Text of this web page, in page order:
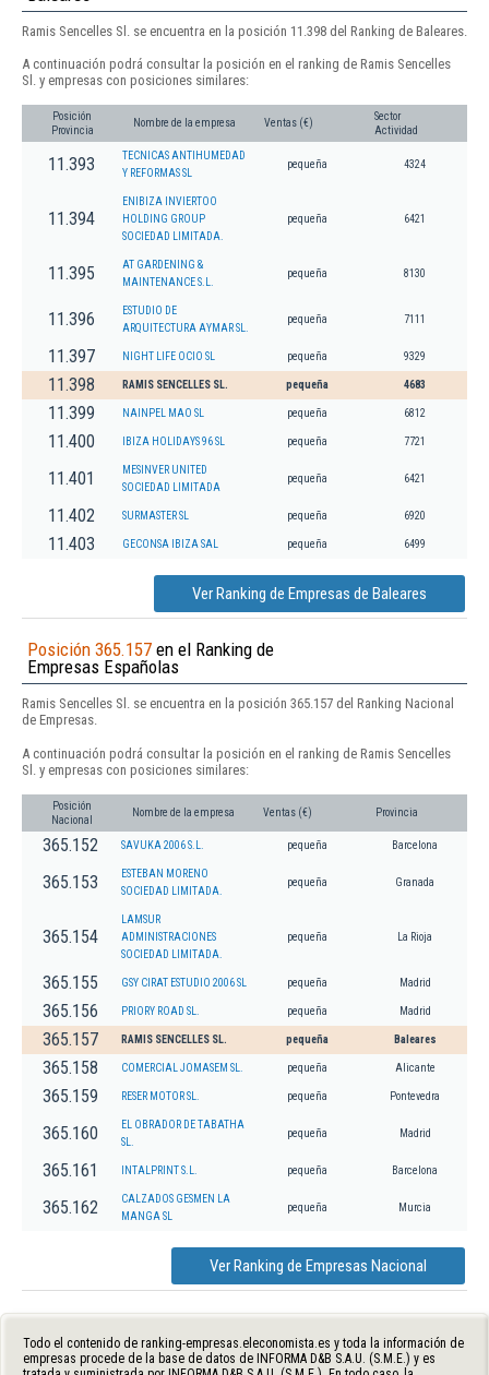
Ramis Sencelles Sl. se encuentra en la posición 11.398 del Ranking de Baleares.
A continuación podrá consultar la posición en el ranking de Ramis Sencelles
Sl. y empresas con posiciones similares:
Posición
Provincia
Nombre de la empresa Ventas (€)
Sector
Actividad
11.393
TECNICAS ANTIHUMEDAD
Y REFORMAS SL
pequeña 4324
11.394
ENIBIZA INVIERTOO
HOLDING GROUP
SOCIEDAD LIMITADA.
pequeña 6421
11.395
AT GARDENING &
MAINTENANCE S.L.
pequeña 8130
11.396
ESTUDIO DE
ARQUITECTURA AYMAR SL.
pequeña 7111
11.397 NIGHT LIFE OCIO SL pequeña 9329
11.398 RAMIS SENCELLES SL. pequeña 4683
11.399 NAINPEL MAO SL pequeña 6812
11.400 IBIZA HOLIDAYS 96 SL pequeña 7721
11.401
MESINVER UNITED
SOCIEDAD LIMITADA
pequeña 6421
11.402 SURMASTER SL pequeña 6920
11.403 GECONSA IBIZA SAL pequeña 6499
Ver Ranking de Empresas de Baleares
Posición 365.157 en el Ranking de
Empresas Españolas
Ramis Sencelles Sl. se encuentra en la posición 365.157 del Ranking Nacional
de Empresas.
A continuación podrá consultar la posición en el ranking de Ramis Sencelles
Sl. y empresas con posiciones similares:
Posición
Nacional
Nombre de la empresa Ventas (€) Provincia
365.152 SAVUKA 2006 S.L. pequeña Barcelona
365.153
ESTEBAN MORENO
SOCIEDAD LIMITADA.
pequeña Granada
365.154
LAMSUR
ADMINISTRACIONES
SOCIEDAD LIMITADA.
pequeña La Rioja
365.155 GSY CIRAT ESTUDIO 2006 SL pequeña Madrid
365.156 PRIORY ROAD SL. pequeña Madrid
365.157 RAMIS SENCELLES SL. pequeña Baleares
365.158 COMERCIAL JOMASEM SL. pequeña Alicante
365.159 RESER MOTOR SL. pequeña Pontevedra
365.160
EL OBRADOR DE TABATHA
SL.
pequeña Madrid
365.161 INTALPRINT S.L. pequeña Barcelona
365.162
CALZADOS GESMEN LA
MANGA SL
pequeña Murcia
Ver Ranking de Empresas Nacional
Todo el contenido de ranking-empresas.eleconomista.es y toda la información de
empresas procede de la base de datos de INFORMA D&B S.A.U. (S.M.E.) y es